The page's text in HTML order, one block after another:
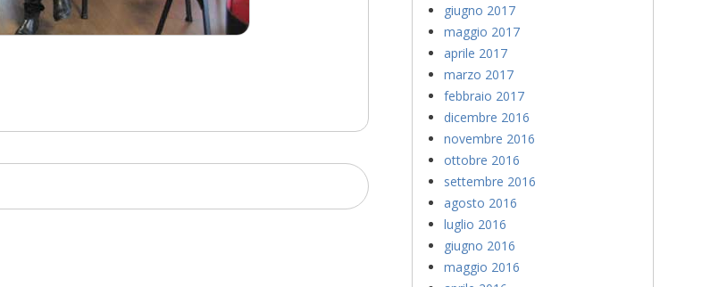
giugno 2017
maggio 2017
aprile 2017
marzo 2017
febbraio 2017
dicembre 2016
novembre 2016
ottobre 2016
settembre 2016
agosto 2016
luglio 2016
giugno 2016
maggio 2016